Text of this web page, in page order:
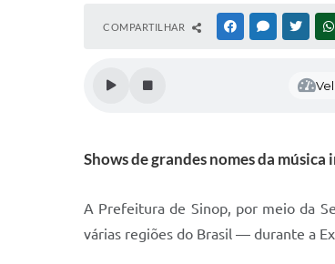
COMPARTILHAR FACEBOOKMESSENGER
Shows de grandes nomes da
A Prefeitura de Sinop, por meio da
várias regiões do Brasil — durante a